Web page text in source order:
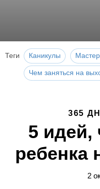
Теги Каникулы
Чем заняться на
365
5 идей,
ребенка
2